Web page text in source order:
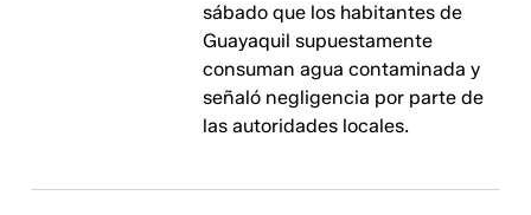
sábado que los habitantes de
Guayaquil supuestamente
consuman agua contaminada y
señaló negligencia por parte de
las autoridades locales.